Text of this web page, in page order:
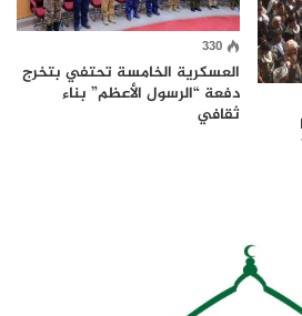
330
العسكرية الخامسة تحتفي بتخرج
دفعة “الرسول الأعظم” بناء
ثقافي